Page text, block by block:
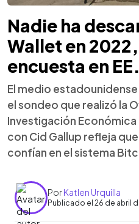
Nadie ha
Wallet en
encuesta en
El medio
el sondeo que realizó la
Investigación Económica
con Cid Gallup refleja
confían en el sistema
PorKatlen Urquilla
Publicado el 26 de abril